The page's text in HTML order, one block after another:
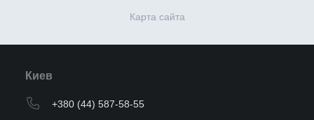
Карта сайта
Киев
+380 (44) 587-58-55